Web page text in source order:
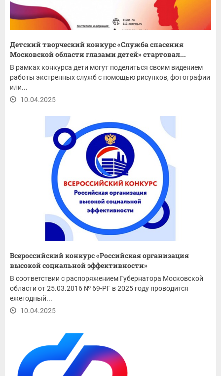
Детский творческий конкурс «Служба спасения
Московской области глазами детей» стартовал...
В рамках конкурса дети могут поделиться своим видением
работы экстренных служб с помощью рисунков, фотографии
или...
10.04.2025
Всероссийский конкурс «Российская организация
высокой социальной эффективности»
В соответствии с распоряжением Губернатора Московской
области от 25.03.2016 № 69-РГ в 2025 году проводится
ежегодный...
10.04.2025